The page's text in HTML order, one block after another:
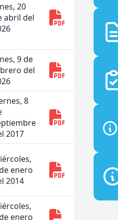
20
abril del
9 de
del
8
2017
enero
2014
enero